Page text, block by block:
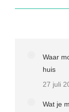
Waar
huis
27 juli
Wat je